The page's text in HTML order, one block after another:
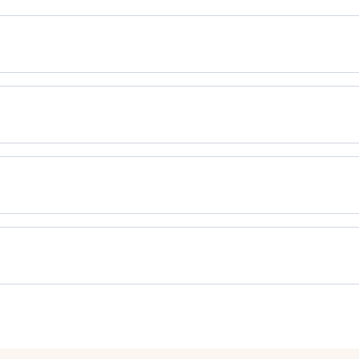
przyprawowa Brutal Classic o korzenno-ziołowej
Produkt testowany dermatologicznie.
kwiat pomarańczy
drzewo sandałowe
EUGENOL, HYDROXYCITRONELLAL, ISOEUGENOL, BENZYL
CITRONELLOL, HEXYL CINNAMAL, LIMONENE, ALPHA-
Unikać kontaktu z oczami. Jeśli produkt powoduje uczulenie,